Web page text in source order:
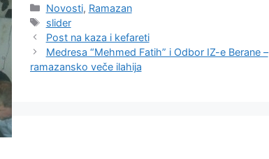
Kategorije
Novosti, Ramazan
Oznake
slider
Post na kaza i kefareti
Medresa “Mehmed Fatih” i Odbor IZ-e Berane –
ramazansko veče ilahija